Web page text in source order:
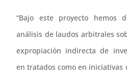
“Bajo este proyecto hemos
análisis de laudos arbitrales
expropiación indirecta de
en tratados como en iniciativas